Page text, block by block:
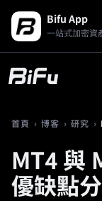
Bifu App
一站式加密資
首頁 › 博客 › 研究 ›
MT4 與
優缺點